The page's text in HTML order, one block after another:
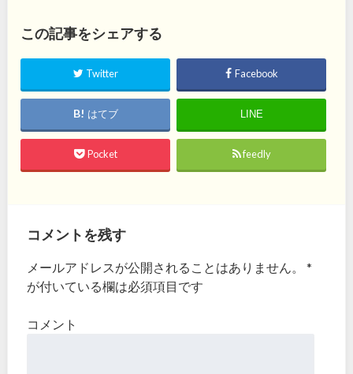
この記事をシェアする
Twitter Facebook
はてブ LINE
Pocket feedly
コメントを残す
メールアドレスが公開されることはありません。
*
が付いている欄は必須項目です
コメント